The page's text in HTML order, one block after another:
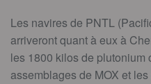
Les navires de PNTL
arriveront quant à eux à
les 1800 kilos de plutonium
assemblages de MOX et